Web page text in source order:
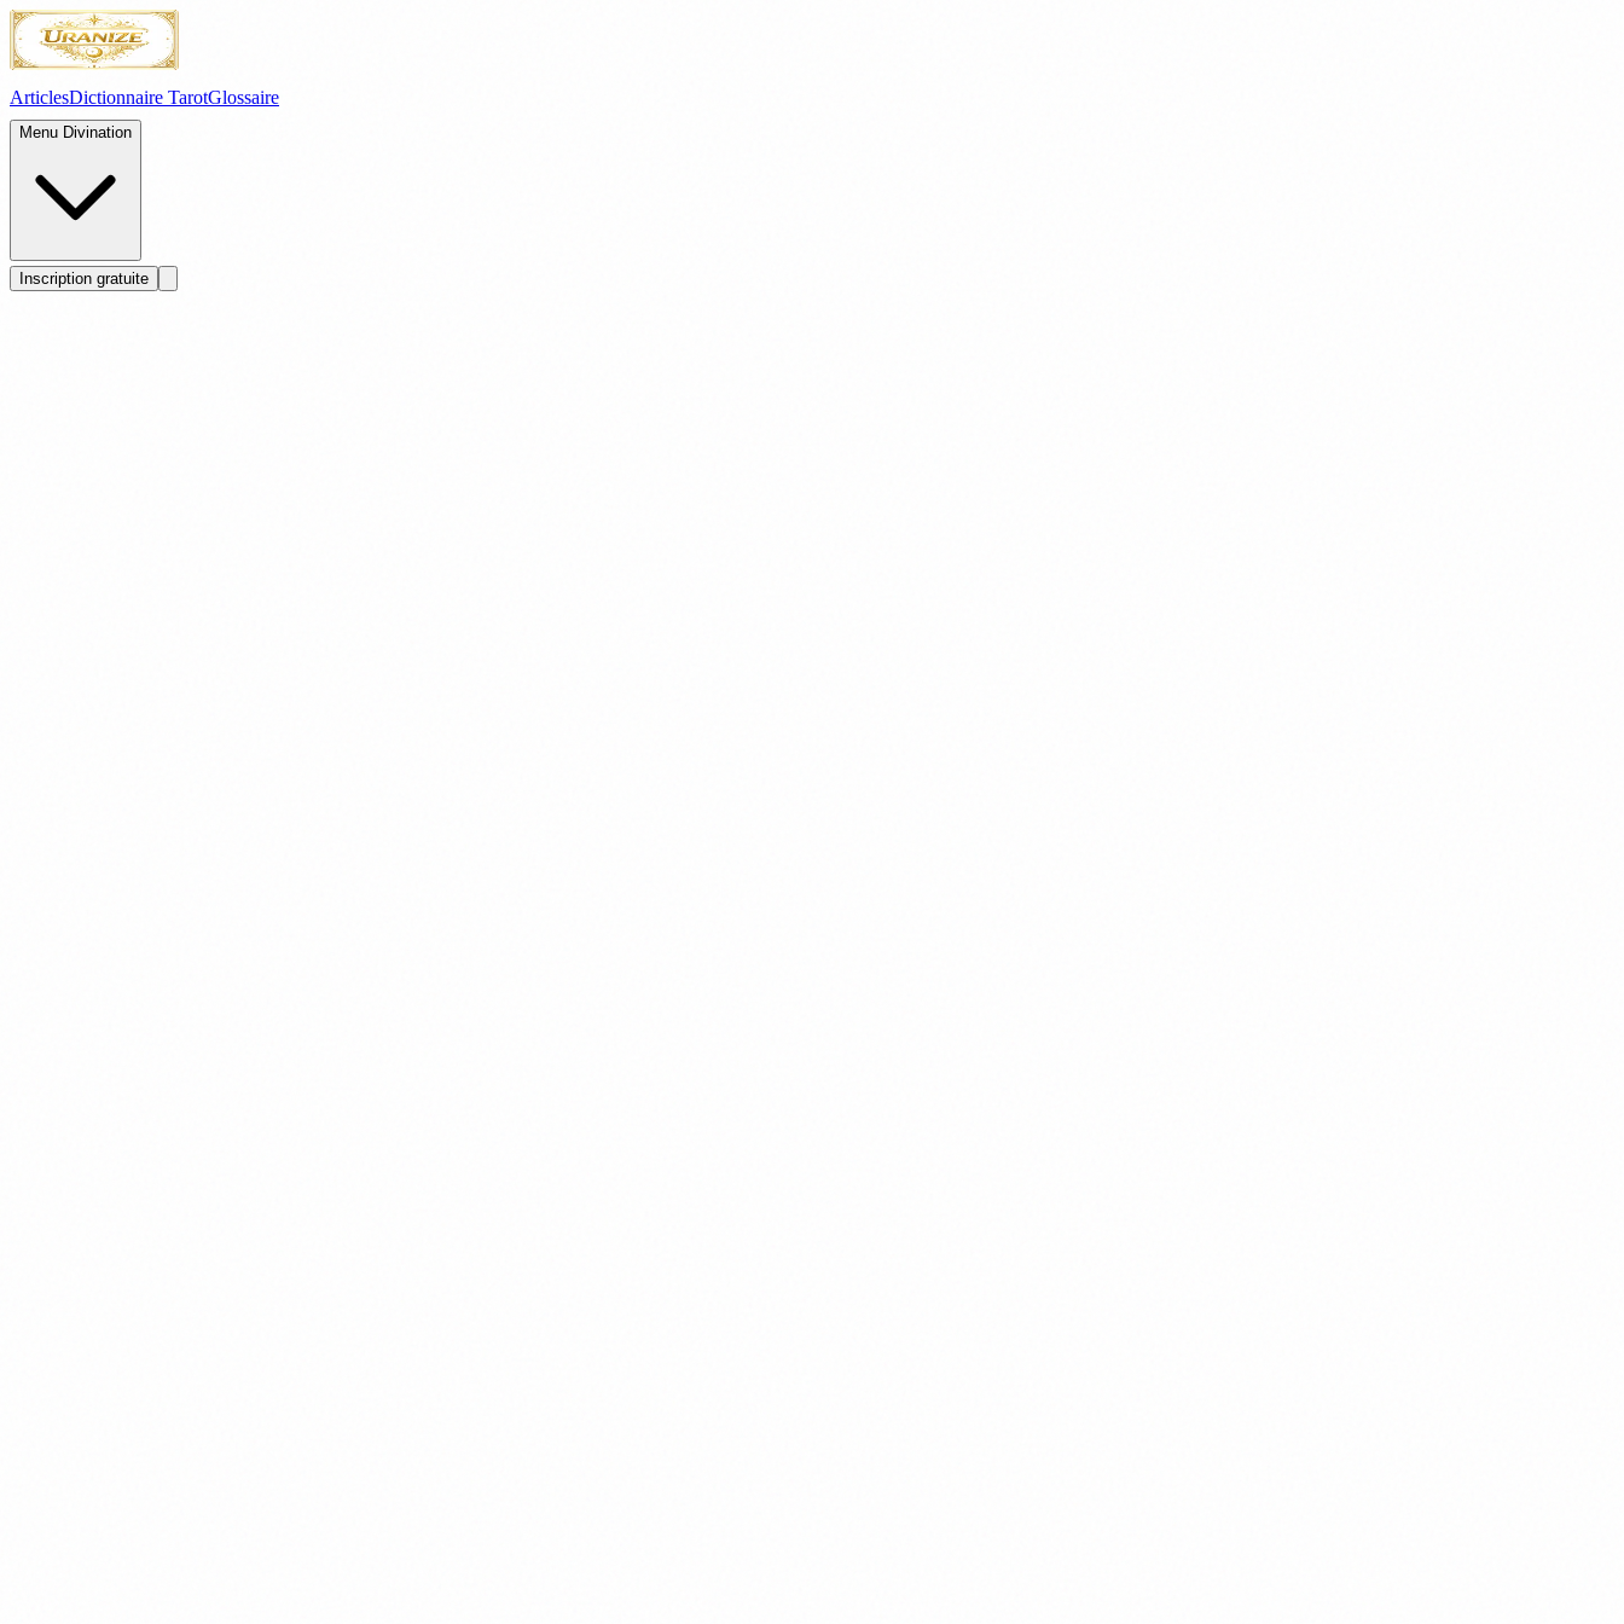
ArticlesDictionnaire TarotGlossaire
Menu Divination
Inscription gratuite